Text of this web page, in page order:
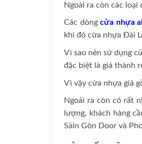
Ngoài ra còn các loại
Các dòngcửa nhựa
khi đó cửa nhựa Đài
Vì sao nên sử dụng
đặc biệt là giá thành
Vì vậy cửa nhựa giả
Ngoài ra còn có rất
lượng, khách hàng
Sàin Gòn Door và